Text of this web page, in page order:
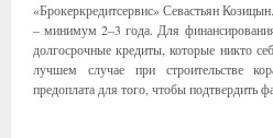
«Брокеркредитсервис» Севастьян
– минимум 2–3 года. Для
долгосрочные кредиты, которые никто
лучшем случае при строительстве
предоплата для того, чтобы подтвердить